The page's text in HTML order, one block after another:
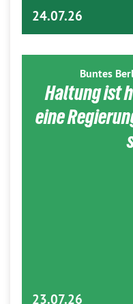
24.07.26
Buntes
Haltung ist
eine
23.07.26